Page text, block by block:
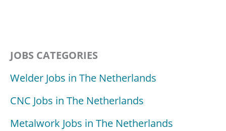
JOBS CATEGORIES
Welder Jobs in The Netherlands
CNC Jobs in The Netherlands
Metalwork Jobs in The Netherlands